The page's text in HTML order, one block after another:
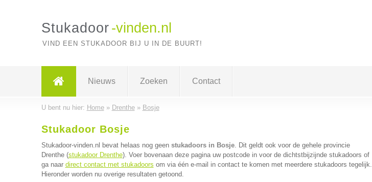
Stukadoor -vinden.nl
VIND EEN STUKADOOR BIJ U IN DE BUURT!
Nieuws Zoeken Contact
U bent nu hier: Home» Drenthe» Bosje
Stukadoor Bosje
Stukadoor-vinden.nl bevat helaas nog geen stukadoors in Bosje. Dit geldt ook voor de gehele provincie
Drenthe (stukadoor Drenthe). Voer bovenaan deze pagina uw postcode in voor de dichtstbijzijnde stukadoors of
ga naar direct contact met stukadoors om via één e-mail in contact te komen met meerdere stukadoors tegelijk.
Hieronder worden nu overige resultaten getoond.